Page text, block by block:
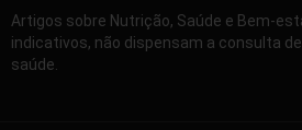
Artigos sobre Nutrição, Saúde e Bem-
indicativos, não dispensam a consulta
saúde.